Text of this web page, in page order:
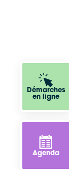
Démarches
en ligne
Agenda